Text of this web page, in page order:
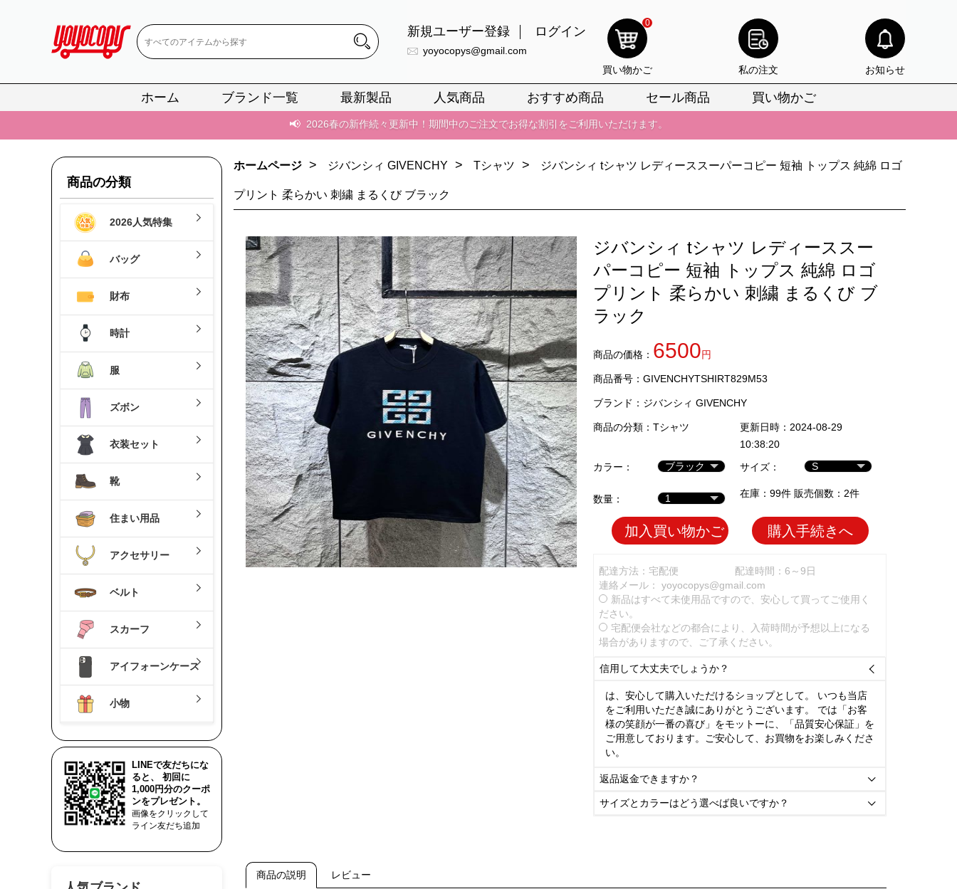
新規ユーザー登録 ログイン
yoyocopys@gmail.com
0
買い物かご 私の注文 お知らせ
ホーム ブランド一覧 最新製品 人気商品 おすすめ商品 セール商品 買い物かご
📢 当店は正真正銘のn級スーパーコピーのみ取扱い。最高品質の再現度を安心してお選びいただけます。
📢 2026春の新作続々更新中！期間中のご注文でお得な割引をご利用いただけます。
📢 新作入荷！ルイ・ヴィトンスーパーコピー バッグ最新モデルが登場。上質な仕上がりをお見逃しなく。
📢 当店は正真正銘のn級スーパーコピーのみ取扱い。最高品質の再現度を安心してお選びいただけます。
📢 2026春の新作続々更新中！期間中のご注文でお得な割引をご利用いただけます。
商品の分類
2026人気特集
バッグ
財布
時計
服
ズボン
衣装セット
靴
住まい用品
アクセサリー
ベルト
スカーフ
アイフォーンケース
小物
LINEで友だちにな
ると、 初回に
1,000円分のクーポ
ンをプレゼント。
画像をクリックして
ライン友だち追加
ホームページ > ジバンシィ GIVENCHY > Tシャツ > ジバンシィ tシャツ レディーススーパーコピー 短袖 トップス 純綿 ロゴ
プリント 柔らかい 刺繍 まるくび ブラック
ジバンシィ tシャツ レディーススー
パーコピー 短袖 トップス 純綿 ロゴ
プリント 柔らかい 刺繍 まるくび ブ
ラック
商品の価格： 6500円
商品番号：GIVENCHYTSHIRT829M53
ブランド： ジバンシィ GIVENCHY
商品の分類： Tシャツ
更新日時：2024-08-29
10:38:20
カラー：
サイズ：
数量： 在庫：99件 販売個数：2件
加入買い物かご 購入手続きへ
配達方法：宅配便
配達時間：6～9日
連絡メール： yoyocopys@gmail.com
新品はすべて未使用品ですので、安心して買ってご使用く
ださい。
宅配便会社などの都合により、入荷時間が予想以上になる
場合がありますので、ご了承ください。
信用して大丈夫でしょうか？ 
は、安心して購入いただけるショップとして。 いつも当店
をご利用いただき誠にありがとうございます。 では「お客
様の笑顔が一番の喜び」をモットーに、「品質安心保証」を
ご用意しております。ご安心して、お買物をお楽しみくださ
い。
返品返金できますか？ 
サイズとカラーはどう選べば良いですか？ 
商品の説明 レビュー